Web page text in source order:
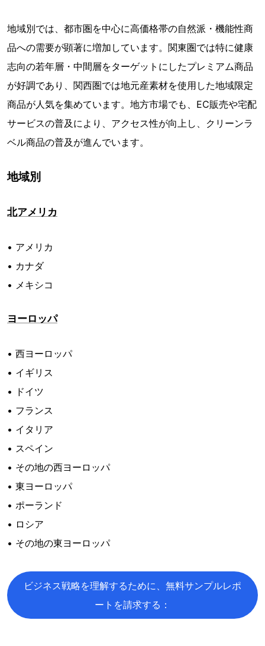
地域別では、都市圏を中心に高価格帯の自然派・機能性商
品への需要が顕著に増加しています。関東圏では特に健康
志向の若年層・中間層をターゲットにしたプレミアム商品
が好調であり、関西圏では地元産素材を使用した地域限定
商品が人気を集めています。地方市場でも、EC販売や宅配
サービスの普及により、アクセス性が向上し、クリーンラ
ベル商品の普及が進んでいます。
地域別
北アメリカ
• アメリカ
• カナダ
• メキシコ
ヨーロッパ
• 西ヨーロッパ
• イギリス
• ドイツ
• フランス
• イタリア
• スペイン
• その地の西ヨーロッパ
• 東ヨーロッパ
• ポーランド
• ロシア
• その地の東ヨーロッパ
ビジネス戦略を理解するために、無料サンプルレポ
ートを請求する：